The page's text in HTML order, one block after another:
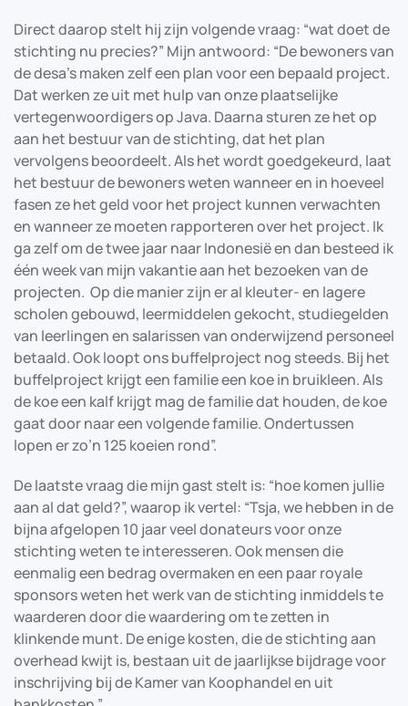
Direct daarop stelt hij zijn volgende vraag: “wat doet de
stichting nu precies?” Mijn antwoord: “De bewoners van
de desa’s maken zelf een plan voor een bepaald project.
Dat werken ze uit met hulp van onze plaatselijke
vertegenwoordigers op Java. Daarna sturen ze het op
aan het bestuur van de stichting, dat het plan
vervolgens beoordeelt. Als het wordt goedgekeurd, laat
het bestuur de bewoners weten wanneer en in hoeveel
fasen ze het geld voor het project kunnen verwachten
en wanneer ze moeten rapporteren over het project. Ik
ga zelf om de twee jaar naar Indonesië en dan besteed ik
één week van mijn vakantie aan het bezoeken van de
projecten. Op die manier zijn er al kleuter- en lagere
scholen gebouwd, leermiddelen gekocht, studiegelden
van leerlingen en salarissen van onderwijzend personeel
betaald. Ook loopt ons buffelproject nog steeds. Bij het
buffelproject krijgt een familie een koe in bruikleen. Als
de koe een kalf krijgt mag de familie dat houden, de koe
gaat door naar een volgende familie. Ondertussen
lopen er zo’n 125 koeien rond”.
De laatste vraag die mijn gast stelt is: “hoe komen jullie
aan al dat geld?”, waarop ik vertel: “Tsja, we hebben in de
bijna afgelopen 10 jaar veel donateurs voor onze
stichting weten te interesseren. Ook mensen die
eenmalig een bedrag overmaken en een paar royale
sponsors weten het werk van de stichting inmiddels te
waarderen door die waardering om te zetten in
klinkende munt. De enige kosten, die de stichting aan
overhead kwijt is, bestaan uit de jaarlijkse bijdrage voor
inschrijving bij de Kamer van Koophandel en uit